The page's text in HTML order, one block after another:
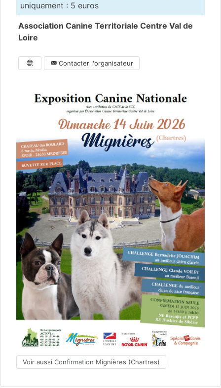
uniquement : 5 euros
Association Canine Territoriale Centre Val de
Loire
Contacter l'organisateur
Voir aussi Confirmation Mignières (Chartres)